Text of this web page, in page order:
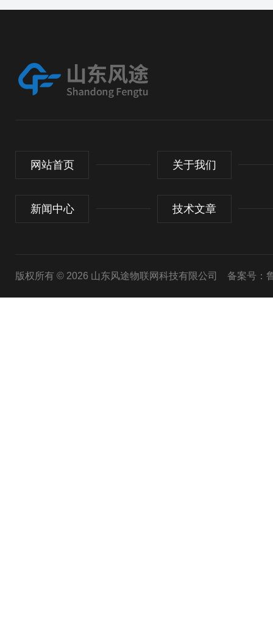
网站首页 关于我们
新闻中心 技术文章
版权所有 © 2026 山东风途物联网科技有限公司 备案号：